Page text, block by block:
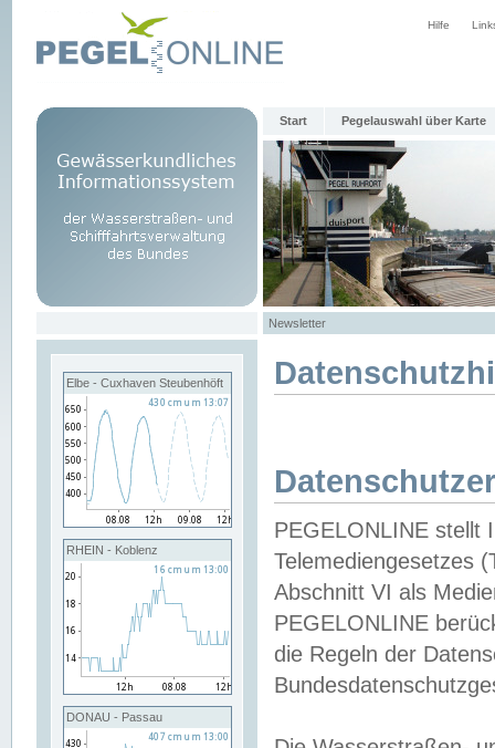
Hilfe
Start Pegelauswahl über Karte
Newsletter
Elbe - Cuxhaven Steubenhöft
RHEIN - Koblenz
DONAU - Passau
PEGELONLINE stellt
Telemediengesetzes
Abschnitt VI als
PEGELONLINE
die Regeln der